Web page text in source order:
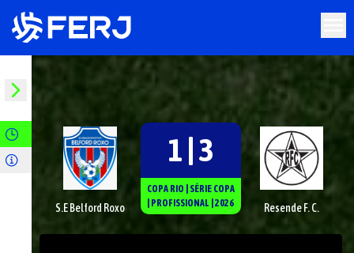
S.E Belford Roxo
1 | 3
COPA RIO SÉRIE COPA
PROFISSIONAL 2026 Resende F. C.